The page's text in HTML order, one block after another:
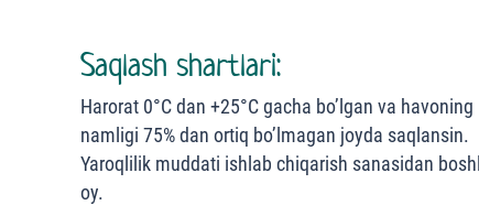
Saqlash shartlari:
Harorat 0°С dan +25°С gacha bo’lgan va
namligi 75% dan ortiq bo’lmagan joyda saqlansin.
Yaroqlilik muddati ishlab chiqarish sanasidan
oy.